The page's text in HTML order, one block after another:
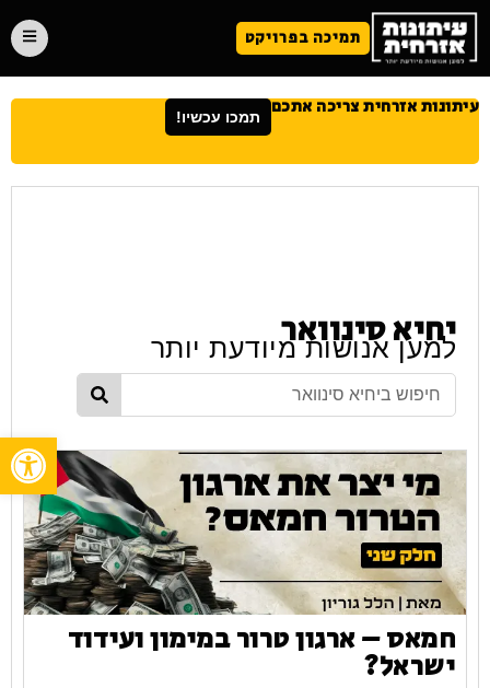
תמיכה בפרויקט
עיתונות אזרחית צריכה אתכם תמכו עכשיו!
יחיא סינוואר
למען אנושות מיודעת יותר
חמאס – ארגון טרור במימון ועידוד
ישראל?